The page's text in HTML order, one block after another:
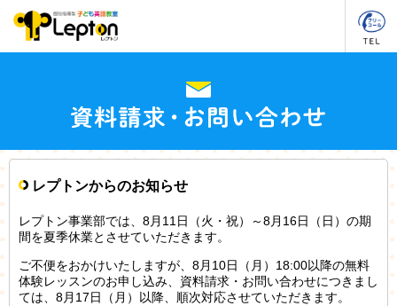
レプトンからのお知らせ
レプトン事業部では、8月11日（火・祝）～8月16日（日）の期
間を夏季休業とさせていただきます。
ご不便をおかけいたしますが、8月10日（月）18:00以降の無料
体験レッスンのお申し込み、資料請求・お問い合わせにつきまし
ては、8月17日（月）以降、順次対応させていただきます。